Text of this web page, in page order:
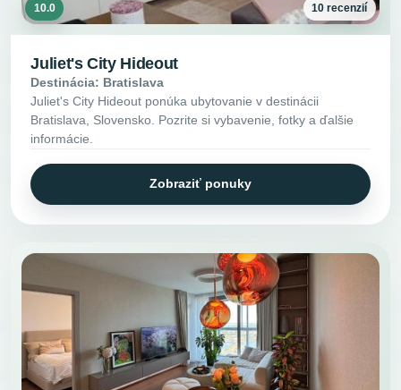
10.0 10 recenzií
Juliet's City Hideout
Destinácia: Bratislava
Juliet's City Hideout ponúka ubytovanie v destinácii
Bratislava, Slovensko. Pozrite si vybavenie, fotky a ďalšie
informácie.
Zobraziť ponuky